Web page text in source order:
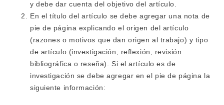
y debe dar cuenta del objetivo del artículo.
En el título del artículo se debe agregar una nota de
pie de página explicando el origen del artículo
(razones o motivos que dan origen al trabajo) y tipo
de artículo (investigación, reflexión, revisión
bibliográfica o reseña). Si el artículo es de
investigación se debe agregar en el pie de página la
siguiente información: